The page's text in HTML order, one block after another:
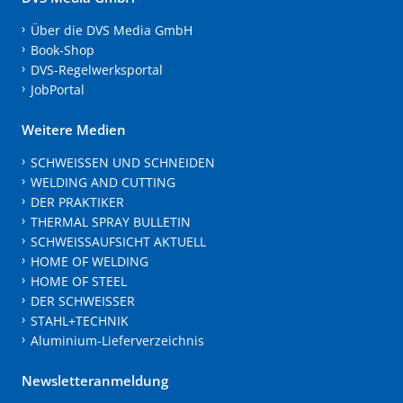
Über die DVS Media GmbH
Book-Shop
DVS-Regelwerksportal
JobPortal
Weitere Medien
SCHWEISSEN UND SCHNEIDEN
WELDING AND CUTTING
DER PRAKTIKER
THERMAL SPRAY BULLETIN
SCHWEISSAUFSICHT AKTUELL
HOME OF WELDING
HOME OF STEEL
DER SCHWEISSER
STAHL+TECHNIK
Aluminium-Lieferverzeichnis
Newsletteranmeldung